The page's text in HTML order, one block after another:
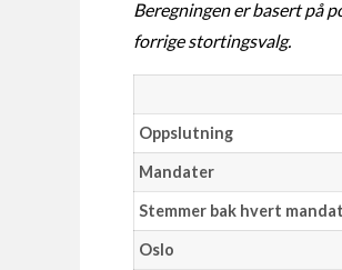
Beregningen er basert på
forrige stortingsvalg.
Oppslutning
Mandater
Stemmer bak hvert
Oslo